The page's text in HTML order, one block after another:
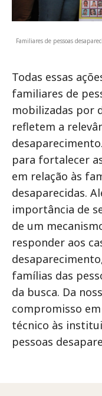
Familiares de pessoas
Todas essas
familiares de
mobilizadas por
refletem a
para fortalecer
em relação às
desaparecidas.
importância de
de um
responder aos
famílias das
da busca. Da
compromisso
técnico às
pessoas